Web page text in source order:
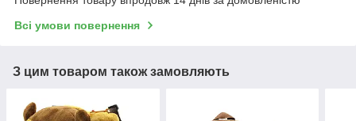
Всі умови повернення
З цим товаром також замовляють